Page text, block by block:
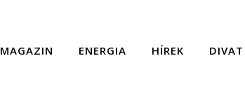
MAGAZIN ENERGIA HÍREK DIVAT